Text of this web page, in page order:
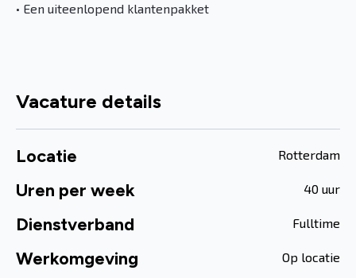
• Een uiteenlopend klantenpakket
Vacature details
Locatie Rotterdam
Uren per week 40 uur
Dienstverband Fulltime
Werkomgeving Op locatie